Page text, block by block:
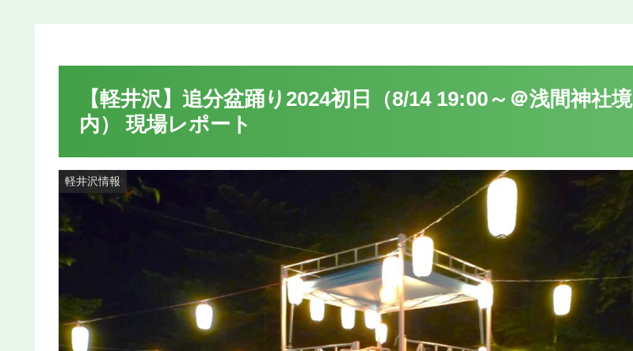
【軽井沢】追分盆踊り2024初日（8/14 19:00～＠浅間神社境
内） 現場レポート
軽井沢情報